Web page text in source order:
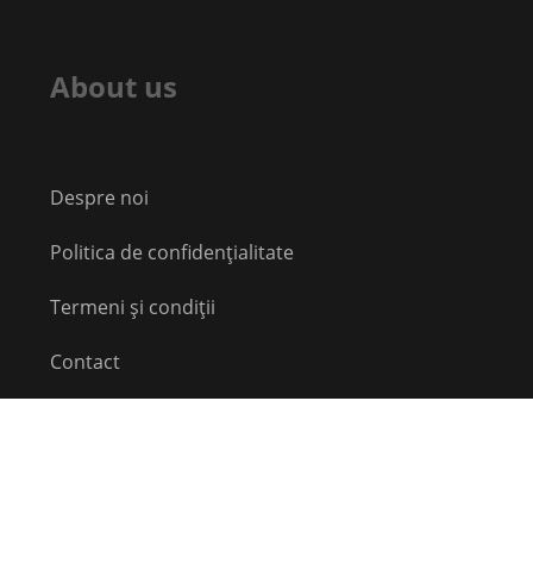
About us
Despre noi
Politica de confidențialitate
Termeni și condiții
Contact